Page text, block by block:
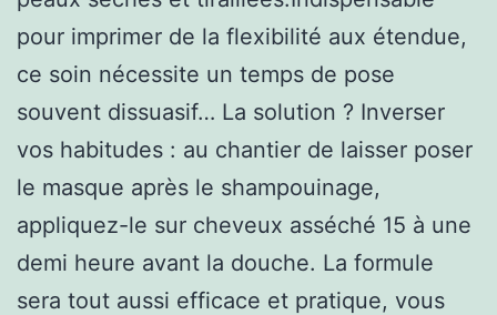
pour imprimer de la flexibilité aux étendue,
ce soin nécessite un temps de pose
souvent dissuasif… La solution ? Inverser
vos habitudes : au chantier de laisser poser
le masque après le shampouinage,
appliquez-le sur cheveux asséché 15 à une
demi heure avant la douche. La formule
sera tout aussi efficace et pratique, vous